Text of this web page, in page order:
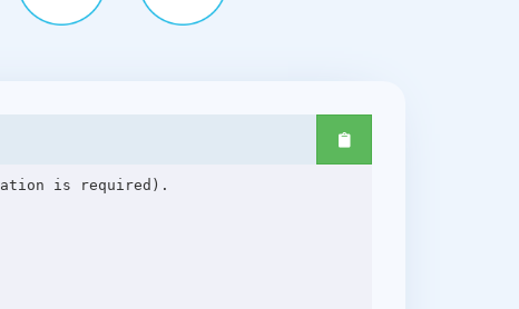
is required).